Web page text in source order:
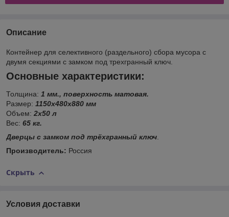
Описание
Контейнер для селективного (раздельного) сбора мусора с
двумя секциями с замком под трехгранный ключ.
Основные характеристики:
Толщина: 1 мм., поверхность матовая.
Размер: 1150x480x880 мм
Объем: 2х50 л
Вес: 65 кг.
Дверцы с замком под трёхгранный ключ.
Производитель: Россия
Скрыть
Условия доставки